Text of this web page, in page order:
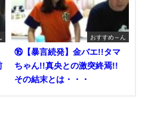
おすすめ～ん
⑯【暴言続発】金バエ!!タマ
ちゃん!!真央との激突終焉!!
その結末とは・・・